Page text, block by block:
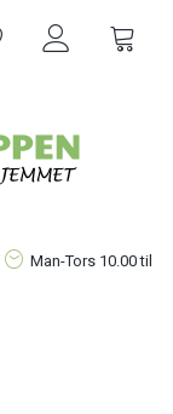
Man-Tors 10.00 til